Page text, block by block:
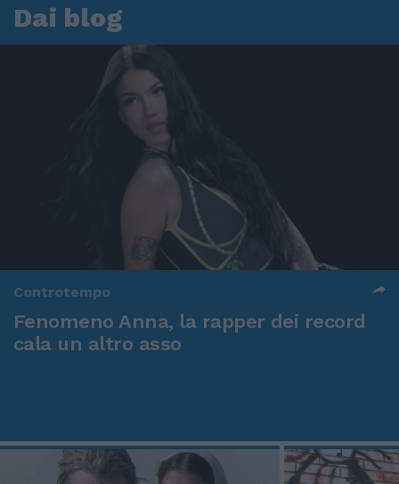
Dai blog
Controtempo
Fenomeno Anna, la rapper dei record
cala un altro asso